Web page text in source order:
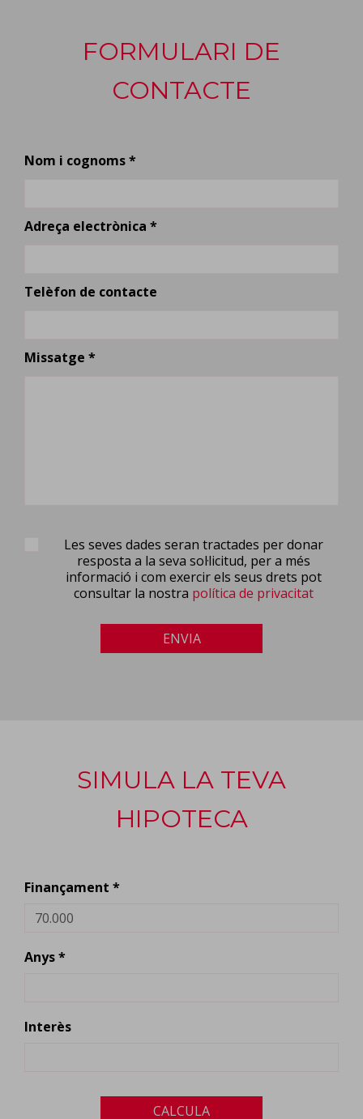
FORMULARI DE
CONTACTE
Nom i cognoms *
Adreça electrònica *
Telèfon de contacte
Missatge *
Les seves dades seran tractades per donar
resposta a la seva sol·licitud, per a més
informació i com exercir els seus drets pot
consultar la nostra política de privacitat
ENVIA
SIMULA LA TEVA
HIPOTECA
Finançament *
Anys *
Interès
CALCULA